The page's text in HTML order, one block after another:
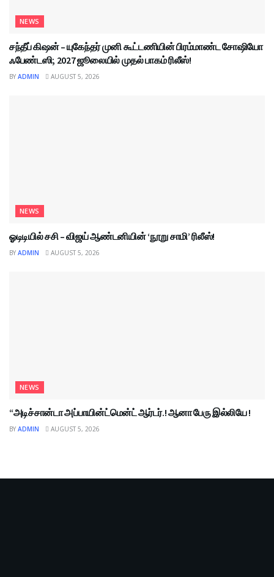
NEWS
சந்தீப் கிஷன் – யுகேந்தர் முனி கூட்டணியின் பிரம்மாண்ட சோஷியோ
ஃபேண்டஸி; 2027 ஜூலையில் முதல் பாகம் ரிலீஸ்!
BY ADMIN AUGUST 5, 2026
NEWS
ஓடிடியில் சசி – விஜய் ஆண்டனியின் ‘நூறு சாமி’ ரிலீஸ்!
BY ADMIN AUGUST 5, 2026
NEWS
“அடிச்சான்டா அப்பாயின்ட்மென்ட் ஆர்டர்.! ஆனா பேரு இல்லியே !
BY ADMIN AUGUST 5, 2026